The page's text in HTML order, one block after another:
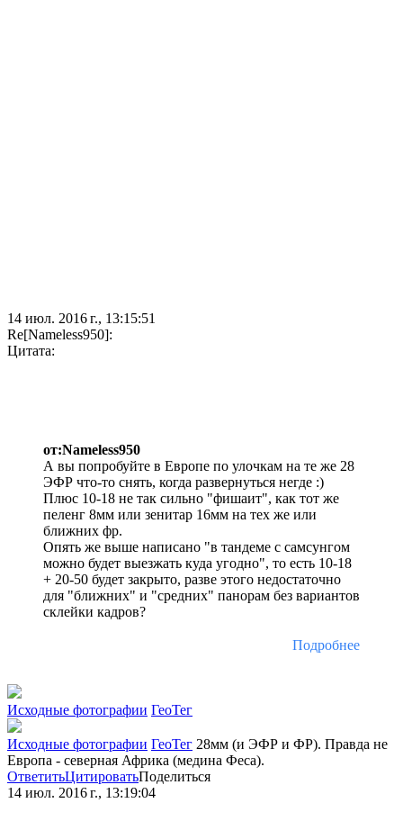
14 июл. 2016 г., 13:15:51
Re[Nameless950]:
Цитата:
от:Nameless950
А вы попробуйте в Европе по улочкам на те же 28
ЭФР что-то снять, когда развернуться негде :)
Плюс 10-18 не так сильно "фишаит", как тот же
пеленг 8мм или зенитар 16мм на тех же или
ближних фр.
Опять же выше написано "в тандеме с самсунгом
можно будет выезжать куда угодно", то есть 10-18
+ 20-50 будет закрыто, разве этого недостаточно
для "ближних" и "средних" панорам без вариантов
склейки кадров?
Подробнее
Исходные фотографии ГеоТег
Исходные фотографии ГеоТег 28мм (и ЭФР и ФР). Правда не
Европа - северная Африка (медина Феса).
ОтветитьЦитироватьПоделиться
14 июл. 2016 г., 13:19:04